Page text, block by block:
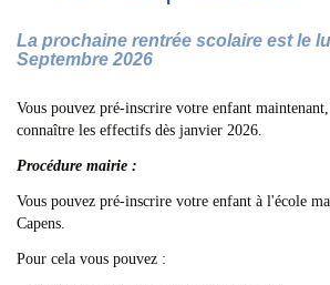
La prochaine rentrée scolaire est le
Septembre 2026
Vous pouvez pré-inscrire votre enfant
connaître les effectifs dès janvier 2026.
Procédure mairie :
Vous pouvez pré-inscrire votre enfant à l'école
Capens.
Pour cela vous pouvez :